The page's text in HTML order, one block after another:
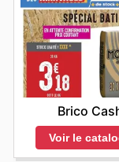
Brico
Voir le